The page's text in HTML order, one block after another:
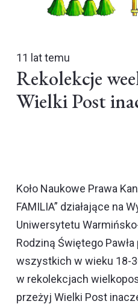
11 lat temu
Rekolekcje
Wielki Post
Koło Naukowe Prawa
FAMILIA” działające na
Uniwersytetu
Rodziną Świętego
wszystkich w wieku 18-
w rekolekcjach
przeżyj Wielki Post